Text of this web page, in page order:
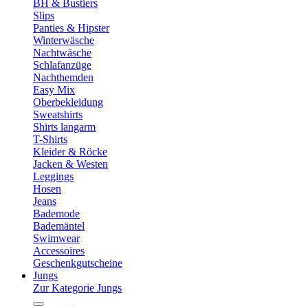
BH & Bustiers
Slips
Panties & Hipster
Winterwäsche
Nachtwäsche
Schlafanzüge
Nachthemden
Easy Mix
Oberbekleidung
Sweatshirts
Shirts langarm
T-Shirts
Kleider & Röcke
Jacken & Westen
Leggings
Hosen
Jeans
Bademode
Bademäntel
Swimwear
Accessoires
Geschenkgutscheine
Jungs
Zur Kategorie Jungs